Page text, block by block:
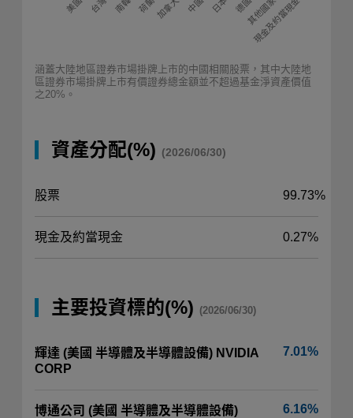
美國 台灣 南韓 荷蘭加拿大 中國 日本 德國其他國家
現金及約當現金
涵蓋大陸地區證券市場掛牌上市的中國相關股票，其中大陸地
區證券市場掛牌上市有價證券總金額並不超過基金淨資產價值
之20%。
資產分配(%) (2026/06/30)
股票 99.73%
現金及約當現金 0.27%
主要投資標的(%) (2026/06/30)
輝達 (美國 半導體及半導體設備) NVIDIA
CORP
7.01%
博通公司 (美國 半導體及半導體設備)
6.16%